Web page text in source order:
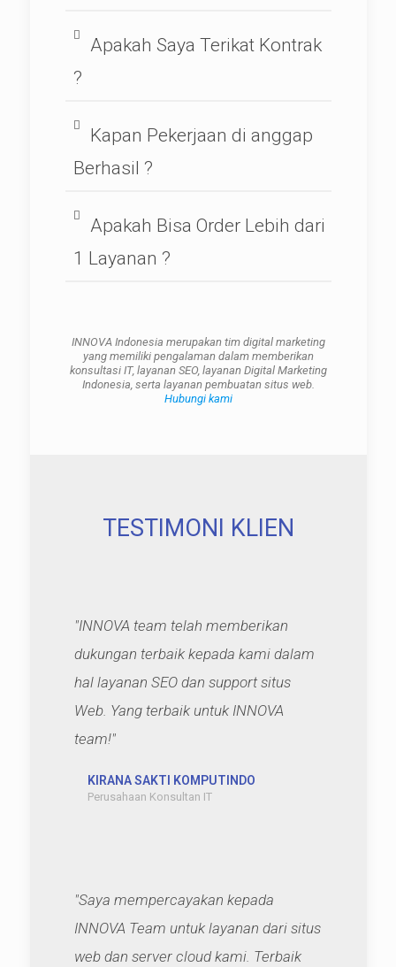
Apakah Saya Terikat Kontrak
?
Kapan Pekerjaan di anggap
Berhasil ?
Apakah Bisa Order Lebih dari
1 Layanan ?
INNOVA Indonesia merupakan tim digital marketing
yang memiliki pengalaman dalam memberikan
konsultasi IT, layanan SEO, layanan Digital Marketing
Indonesia, serta layanan pembuatan situs web.
Hubungi kami
TESTIMONI KLIEN
"INNOVA team telah memberikan
dukungan terbaik kepada kami dalam
hal layanan SEO dan support situs
Web. Yang terbaik untuk INNOVA
team!"
KIRANA SAKTI KOMPUTINDO
Perusahaan Konsultan IT
"Saya mempercayakan kepada
INNOVA Team untuk layanan dari situs
web dan server cloud kami. Terbaik